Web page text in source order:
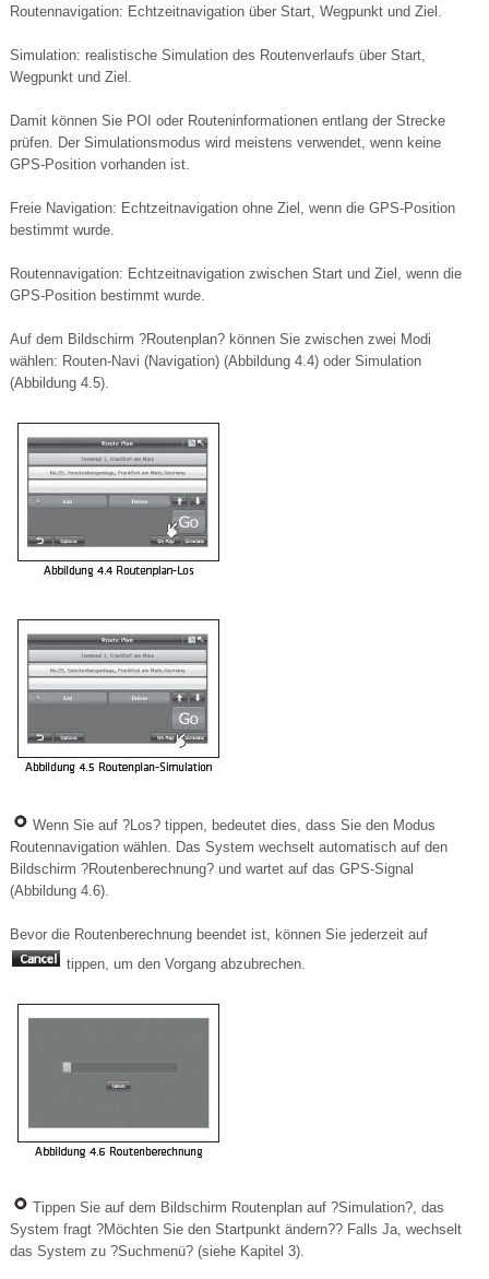
Routennavigation: Echtzeitnavigation über Start, Wegpunkt und Ziel.
Simulation: realistische Simulation des Routenverlaufs über Start,
Wegpunkt und Ziel.
Damit können Sie POI oder Routeninformationen entlang der Strecke
prüfen. Der Simulationsmodus wird meistens verwendet, wenn keine
GPS-Position vorhanden ist.
Freie Navigation: Echtzeitnavigation ohne Ziel, wenn die GPS-Position
bestimmt wurde.
Routennavigation: Echtzeitnavigation zwischen Start und Ziel, wenn die
GPS-Position bestimmt wurde.
Auf dem Bildschirm ?Routenplan? können Sie zwischen zwei Modi
wählen: Routen-Navi (Navigation) (Abbildung 4.4) oder Simulation
(Abbildung 4.5).
Wenn Sie auf ?Los? tippen, bedeutet dies, dass Sie den Modus
Routennavigation wählen. Das System wechselt automatisch auf den
Bildschirm ?Routenberechnung? und wartet auf das GPS-Signal
(Abbildung 4.6).
Bevor die Routenberechnung beendet ist, können Sie jederzeit auf
tippen, um den Vorgang abzubrechen.
Tippen Sie auf dem Bildschirm Routenplan auf ?Simulation?, das
System fragt ?Möchten Sie den Startpunkt ändern?? Falls Ja, wechselt
das System zu ?Suchmenü? (siehe Kapitel 3).